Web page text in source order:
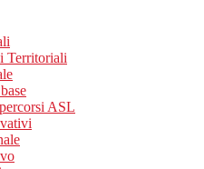
Territoriali
ASL